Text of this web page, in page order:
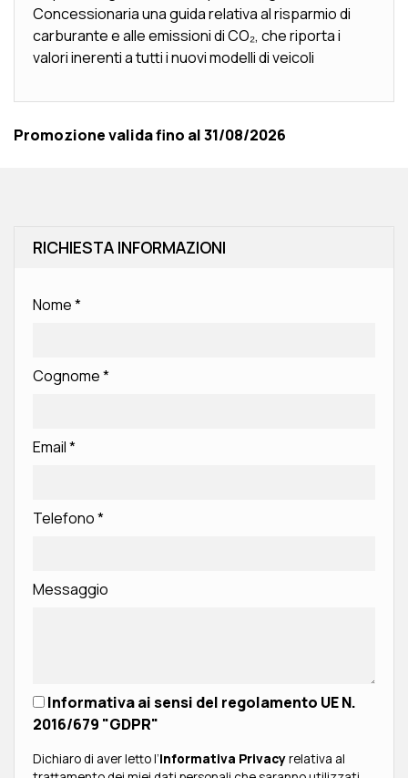
Concessionaria una guida relativa al risparmio di
carburante e alle emissioni di CO₂, che riporta i
valori inerenti a tutti i nuovi modelli di veicoli
Promozione valida fino al 31/08/2026
RICHIESTA INFORMAZIONI
Nome*
Cognome*
Email*
Telefono*
Messaggio
Informativa ai sensi del regolamento UE N.
2016/679 "GDPR"
Dichiaro di aver letto l’Informativa Privacyrelativa al